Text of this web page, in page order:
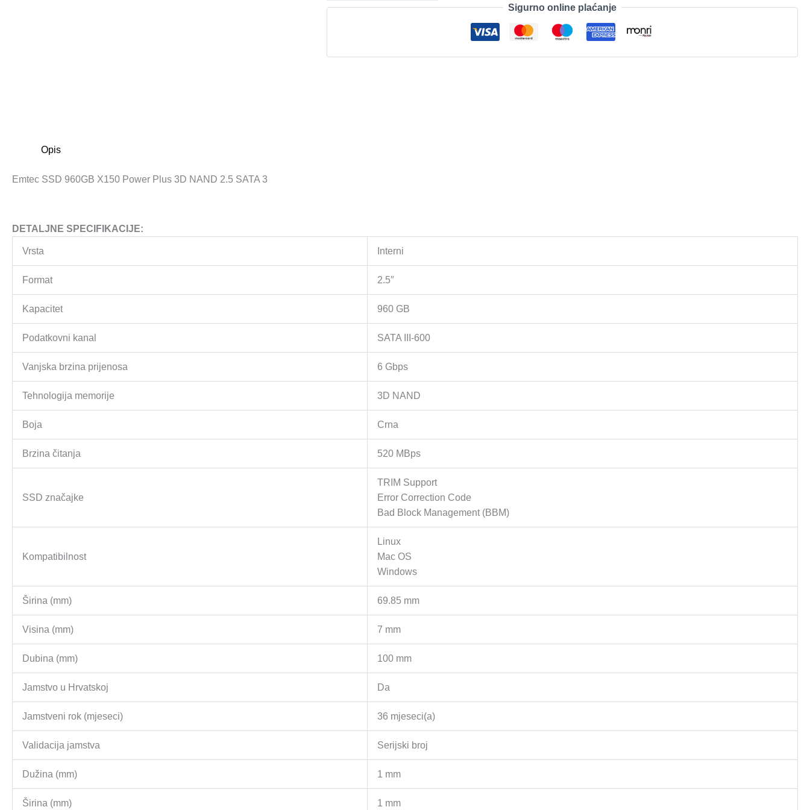
Power
NAND
Sigurno online plaćanje
Opis
Emtec SSD 960GB X150 Power Plus 3D NAND 2.5 SATA 3
DETALJNE SPECIFIKACIJE:
Vrsta Interni
Format 2.5″
Kapacitet 960 GB
Podatkovni kanal SATA III-600
Vanjska brzina prijenosa 6 Gbps
Tehnologija memorije 3D NAND
Boja Crna
Brzina čitanja 520 MBps
SSD značajke
TRIM Support
Error Correction Code
Bad Block Management (BBM)
Kompatibilnost
Linux
Mac OS
Windows
Širina (mm) 69.85 mm
Visina (mm) 7 mm
Dubina (mm) 100 mm
Jamstvo u Hrvatskoj Da
Jamstveni rok (mjeseci) 36 mjeseci(a)
Validacija jamstva Serijski broj
Dužina (mm) 1 mm
Širina (mm) 1 mm